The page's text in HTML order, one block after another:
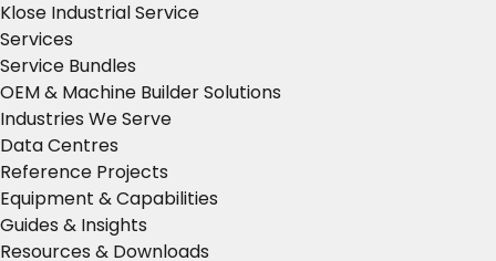
Klose Industrial Service
Services
Service Bundles
OEM & Machine Builder Solutions
Industries We Serve
Data Centres
Reference Projects
Equipment & Capabilities
Guides & Insights
Resources & Downloads